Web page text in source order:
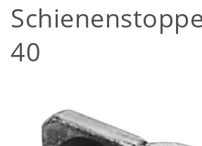
40